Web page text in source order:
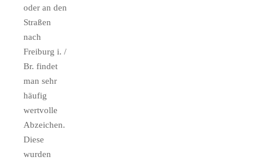
oder an den
Straßen
nach
Freiburg i. /
Br. findet
man sehr
häufig
wertvolle
Abzeichen.
Diese
wurden